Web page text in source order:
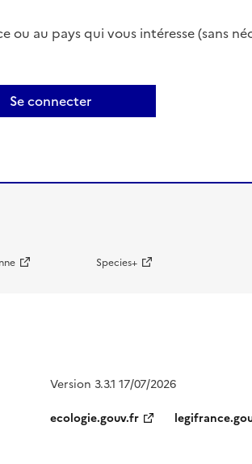
au pays qui vous intéresse (sans
Se connecter
Species+
Version 3.3.1 17/07/2026
ecologie.gouv.fr